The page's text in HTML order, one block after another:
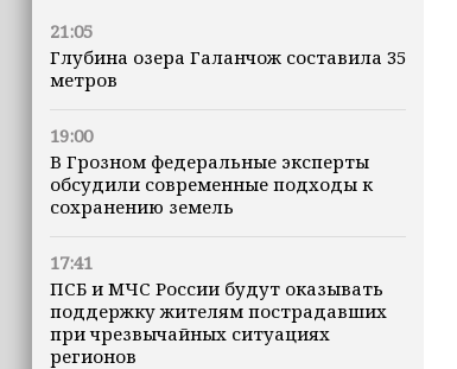
21:05
Глубина озера Галанчож составила 35
метров
19:00
В Грозном федеральные эксперты
обсудили современные подходы к
сохранению земель
17:41
ПСБ и МЧС России будут оказывать
поддержку жителям пострадавших
при чрезвычайных ситуациях
регионов